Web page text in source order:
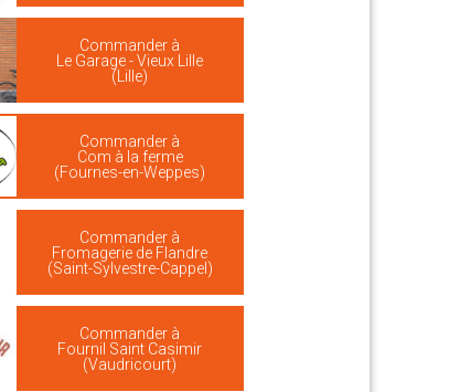
Commander à
Le Garage - Vieux Lille
(Lille)
Commander à
Com à la ferme
(Fournes-en-Weppes)
Commander à
Fromagerie de Flandre
(Saint-Sylvestre-Cappel)
Commander à
Fournil Saint Casimir
(Vaudricourt)